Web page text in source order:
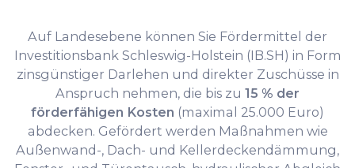
Auf Landesebene können Sie Fördermittel der
Investitionsbank Schleswig-Holstein (IB.SH) in Form
zinsgünstiger Darlehen und direkter Zuschüsse in
Anspruch nehmen, die bis zu 15 % der
förderfähigen Kosten (maximal 25.000 Euro)
abdecken. Gefördert werden Maßnahmen wie
Außenwand-, Dach- und Kellerdeckendämmung,